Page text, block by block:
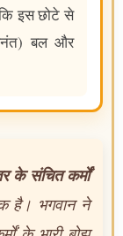
इस छोटे से
बल और
के संचित कर्मों
है। भगवान ने